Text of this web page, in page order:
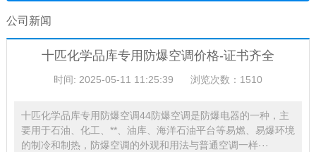
公司新闻
十匹化学品库专用防爆空调价格-证书齐全
时间: 2025-05-11 11:25:39 浏览次数：1510
十匹化学品库专用防爆空调44防爆空调是防爆电器的一种，主
要用于石油、化工、**、油库、海洋石油平台等易燃、易爆环境
的制冷和制热，防爆空调的外观和用法与普通空调一样···